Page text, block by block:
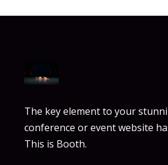
The key element to your
conference or event website
This is Booth.